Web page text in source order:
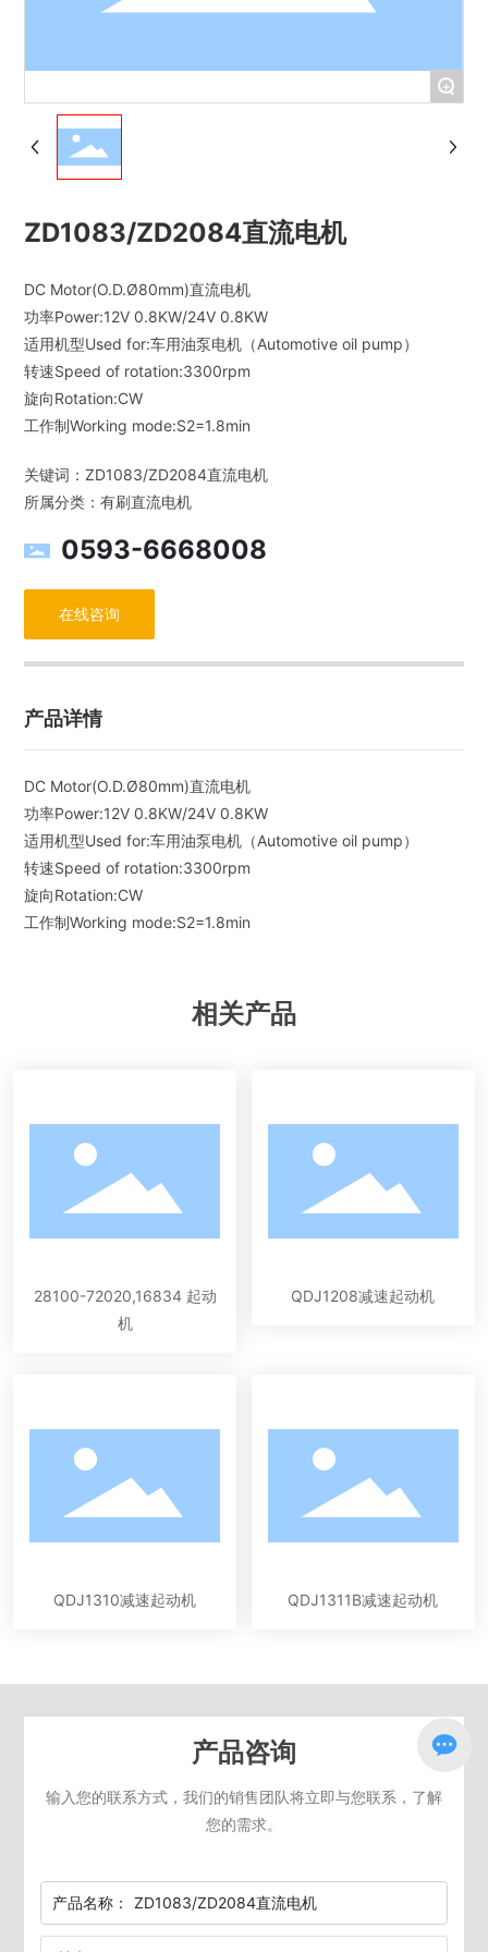
+
ZD1083/ZD2084直流电机
DC Motor(O.D.Ø80mm)直流电机
功率Power:12V 0.8KW/24V 0.8KW
适用机型Used for:车用油泵电机（Automotive oil pump）
转速Speed of rotation:3300rpm
旋向Rotation:CW
关键词：ZD1083/ZD2084直流电机
所属分类：有刷直流电机
0593-6668008
在线咨询
产品详情
DC Motor(O.D.Ø80mm)直流电机
功率Power:12V 0.8KW/24V 0.8KW
适用机型Used for:车用油泵电机（Automotive oil pump）
转速Speed of rotation:3300rpm
旋向Rotation:CW
工作制Working mode:S2=1.8min
相关产品
28100-72020,16834 起动
机
QDJ1208减速起动机
QDJ1310减速起动机 QDJ1311B减速起动机
产品咨询
输入您的联系方式，我们的销售团队将立即与您联系，了解
您的需求。
产品名称： ZD1083/ZD2084直流电机